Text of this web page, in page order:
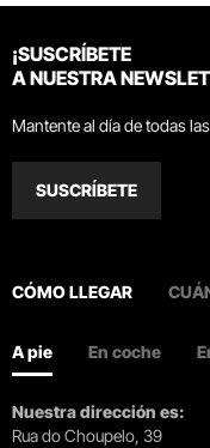
¡SUSCRÍBETE
A NUESTRA
Mantente al día de todas
SUSCRÍBETE
CÓMO LLEGAR
A pie En coche
Nuestra dirección es:
Rua do Choupelo, 39